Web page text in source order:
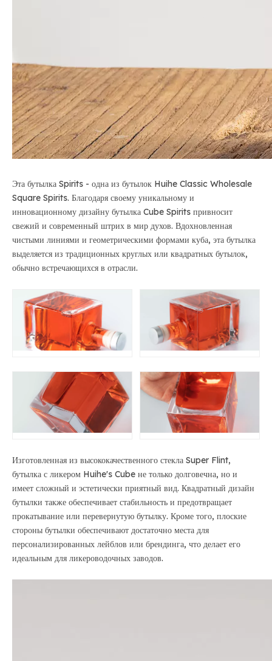
Эта бутылка Spirits - одна из бутылок Huihe Classic Wholesale
Square Spirits. Благодаря своему уникальному и
инновационному дизайну бутылка Cube Spirits привносит
свежий и современный штрих в мир духов. Вдохновленная
чистыми линиями и геометрическими формами куба, эта бутылка
выделяется из традиционных круглых или квадратных бутылок,
обычно встречающихся в отрасли.
Изготовленная из высококачественного стекла Super Flint,
бутылка с ликером Huihe's Cube не только долговечна, но и
имеет сложный и эстетически приятный вид. Квадратный дизайн
бутылки также обеспечивает стабильность и предотвращает
прокатывание или перевернутую бутылку. Кроме того, плоские
стороны бутылки обеспечивают достаточно места для
персонализированных лейблов или брендинга, что делает его
идеальным для ликероводочных заводов.